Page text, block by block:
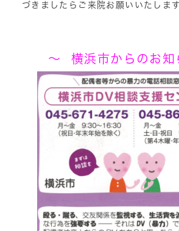
づきましたらご来院お願いいたします
～ 横浜市からのお